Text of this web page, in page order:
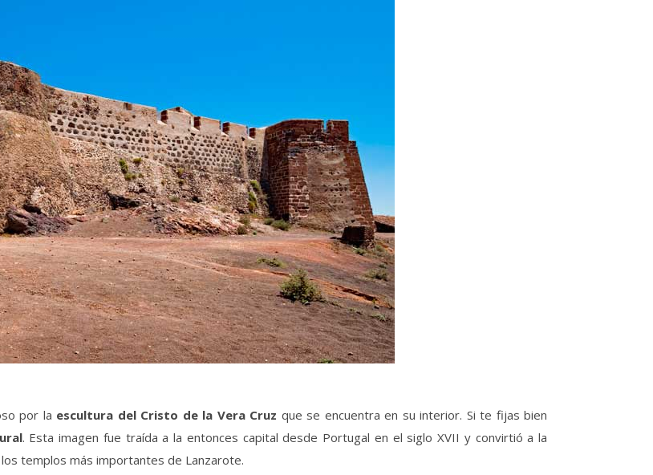
por la escultura del Cristo de la Vera Cruz que se encuentra en su interior. Si te fijas bien
. Esta imagen fue traída a la entonces capital desde Portugal en el siglo XVII y convirtió a la
templos más importantes de Lanzarote.